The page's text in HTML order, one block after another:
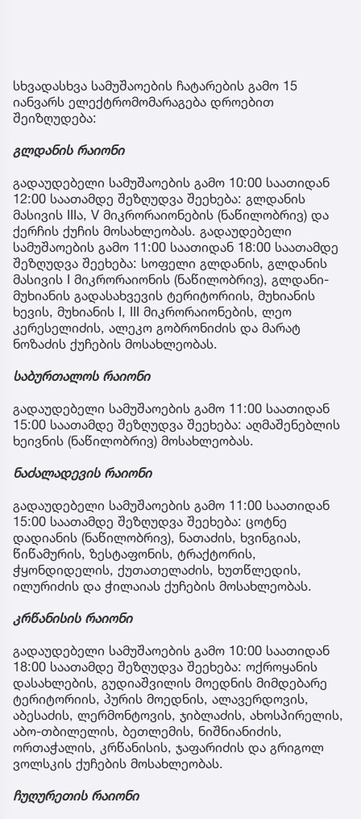
სხვადასხვა სამუშაოების ჩატარების გამო 15
იანვარს ელექტრომომარაგება დროებით
შეიზღუდება:
გლდანის რაიონი
გადაუდებელი სამუშაოების გამო 10:00 საათიდან
12:00 საათამდე შეზღუდვა შეეხება: გლდანის
მასივის IIIა, V მიკრორაიონების (ნაწილობრივ) და
ქერჩის ქუჩის მოსახლეობას. გადაუდებელი
სამუშაოების გამო 11:00 საათიდან 18:00 საათამდე
შეზღუდვა შეეხება: სოფელი გლდანის, გლდანის
მასივის I მიკრორაიონის (ნაწილობრივ), გლდანი-
მუხიანის გადასახვევის ტერიტორიის, მუხიანის
ხევის, მუხიანის I, III მიკრორაიონების, ლეო
კერესელიძის, ალეკო გობრონიძის და მარატ
ნოზაძის ქუჩების მოსახლეობას.
საბურთალოს რაიონი
გადაუდებელი სამუშაოების გამო 11:00 საათიდან
15:00 საათამდე შეზღუდვა შეეხება: აღმაშენებლის
ხეივნის (ნაწილობრივ) მოსახლეობას.
ნაძალადევის რაიონი
გადაუდებელი სამუშაოების გამო 11:00 საათიდან
15:00 საათამდე შეზღუდვა შეეხება: ცოტნე
დადიანის (ნაწილობრივ), ნათაძის, ხვინგიას,
წიწამურის, ზესტაფონის, ტრაქტორის,
ჭყონდიდელის, ქუთათელაძის, ხუთწლედის,
ილურიძის და ჭილაიას ქუჩების მოსახლეობას.
კრწანისის რაიონი
გადაუდებელი სამუშაოების გამო 10:00 საათიდან
18:00 საათამდე შეზღუდვა შეეხება: ოქროყანის
დასახლების, გუდიაშვილის მოედნის მიმდებარე
ტერიტორიის, პურის მოედნის, ალავერდოვის,
აბესაძის, ლერმონტოვის, ჯიბლაძის, ახოსპირელის,
აბო-თბილელის, ბეთლემის, ნიშნიანიძის,
ორთაჭალის, კრწანისის, ჯაფარიძის და გრიგოლ
ვოლსკის ქუჩების მოსახლეობას.
ჩუღურეთის რაიონი